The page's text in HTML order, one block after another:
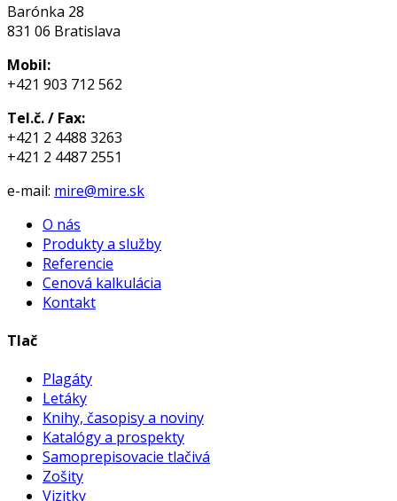
Barónka 28
831 06 Bratislava
Mobil:
+421 903 712 562
Tel.č. / Fax:
+421 2 4488 3263
+421 2 4487 2551
e-mail: mire@mire.sk
O nás
Produkty a služby
Referencie
Cenová kalkulácia
Kontakt
Tlač
Plagáty
Letáky
Knihy, časopisy a noviny
Katalógy a prospekty
Samoprepisovacie tlačivá
Zošity
Vizitky